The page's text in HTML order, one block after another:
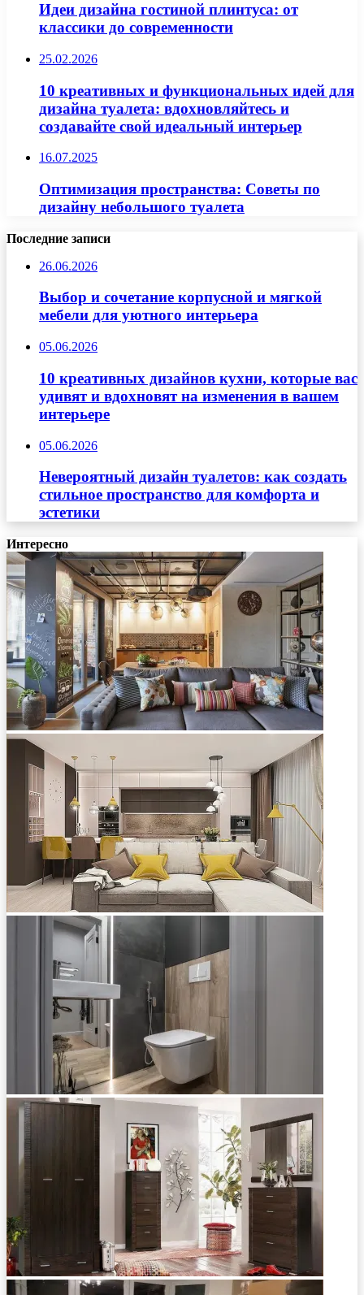
Идеи дизайна гостиной плинтуса: от
классики до современности
25.02.2026
10 креативных и функциональных идей для
дизайна туалета: вдохновляйтесь и
создавайте свой идеальный интерьер
16.07.2025
Оптимизация пространства: Советы по
дизайну небольшого туалета
Последние записи
26.06.2026
Выбор и сочетание корпусной и мягкой
мебели для уютного интерьера
05.06.2026
10 креативных дизайнов кухни, которые вас
удивят и вдохновят на изменения в вашем
интерьере
05.06.2026
Невероятный дизайн туалетов: как создать
стильное пространство для комфорта и
эстетики
Интересно